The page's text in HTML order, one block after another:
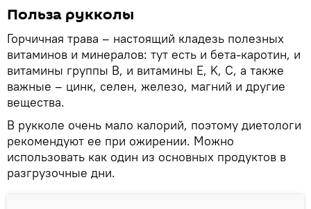
Польза рукколы
Горчичная трава – настоящий кладезь полезных
витаминов и минералов: тут есть и бета-каротин, и
витамины группы B, и витамины E, K, C, а также
важные – цинк, селен, железо, магний и другие
вещества.
В рукколе очень мало калорий, поэтому диетологи
рекомендуют ее при ожирении. Можно
использовать как один из основных продуктов в
разгрузочные дни.